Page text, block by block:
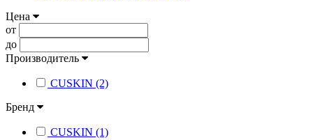
Цена
от
до
Производитель
CUSKIN (2)
Бренд
CUSKIN (1)